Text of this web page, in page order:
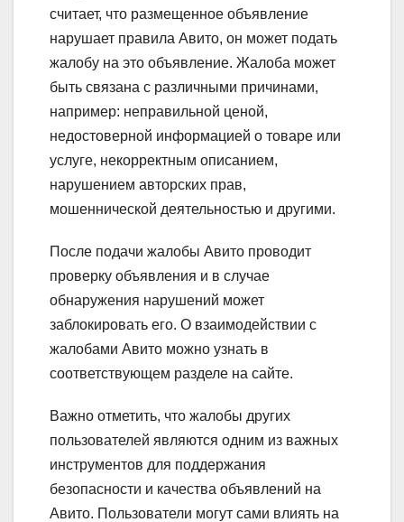
считает, что размещенное объявление
нарушает правила Авито, он может подать
жалобу на это объявление. Жалоба может
быть связана с различными причинами,
например: неправильной ценой,
недостоверной информацией о товаре или
услуге, некорректным описанием,
нарушением авторских прав,
мошеннической деятельностью и другими.
После подачи жалобы Авито проводит
проверку объявления и в случае
обнаружения нарушений может
заблокировать его. О взаимодействии с
жалобами Авито можно узнать в
соответствующем разделе на сайте.
Важно отметить, что жалобы других
пользователей являются одним из важных
инструментов для поддержания
безопасности и качества объявлений на
Авито. Пользователи могут сами влиять на